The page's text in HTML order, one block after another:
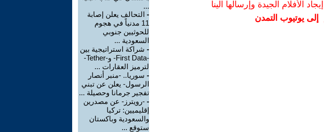
الأفلام الجيدة وإرسالها الينا
يوتيوب التمدن
...
- التحالف يعلن إصابة
11 مدنياً في هجوم
للحوثيين جنوبي
السعودية ...
- شراكة استراتيجية بين
-First Data- و-Tether-
لترميز العقارات ...
- سوريا.. -منبر أنصار
الرسول- يعلن عن تبني
تفجير جرمانا وحصيلة ...
- -رويترز- عن مصدرين
إقليميين: تركيا
والسعودية وباكستان
ستوقع ...